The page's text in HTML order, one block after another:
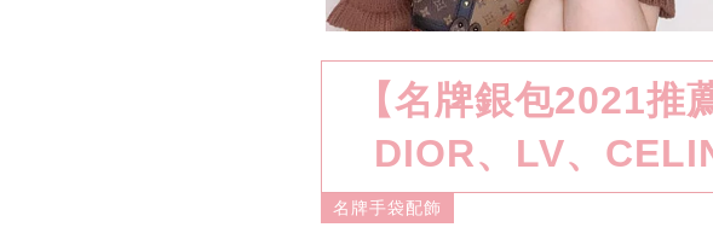
【名牌銀包2021推
DIOR、LV、
名牌手袋配飾